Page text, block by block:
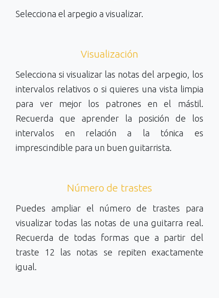
Selecciona el arpegio a visualizar.
Visualización
Selecciona si visualizar las notas del arpegio, los
intervalos relativos o si quieres una vista limpia
para ver mejor los patrones en el mástil.
Recuerda que aprender la posición de los
intervalos en relación a la tónica es
imprescindible para un buen guitarrista.
Número de trastes
Puedes ampliar el número de trastes para
visualizar todas las notas de una guitarra real.
Recuerda de todas formas que a partir del
traste 12 las notas se repiten exactamente
igual.